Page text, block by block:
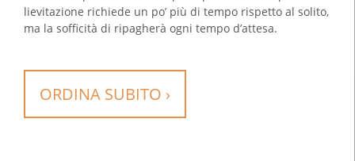
lievitazione richiede un po’ più di tempo rispetto al solito,
ma la sofficità di ripagherà ogni tempo d’attesa.
ORDINA SUBITO ›